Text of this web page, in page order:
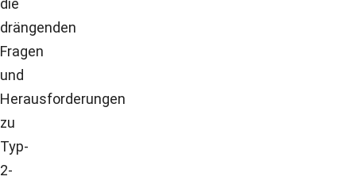
drängenden
Fragen
und
Herausforderungen
zu
Typ-
2-